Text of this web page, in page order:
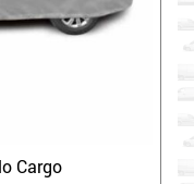
Cargo